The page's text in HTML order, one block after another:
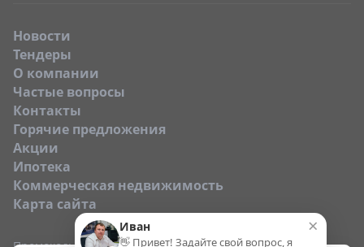
Новости
Тендеры
O компании
Частые вопросы
Контакты
Горячие предложения
Акции
Ипотека
Коммерческая недвижимость
Карта сайта
×
Иван
👋 Привет! Задайте свой вопрос, я